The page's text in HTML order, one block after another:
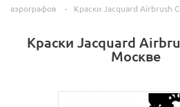
аэрографов
- Краски Jacquard Airbrush
Краски Jacquard
Москве